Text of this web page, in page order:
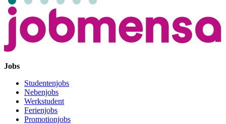
Jobs
Studentenjobs
Nebenjobs
Werkstudent
Ferienjobs
Promotionjobs